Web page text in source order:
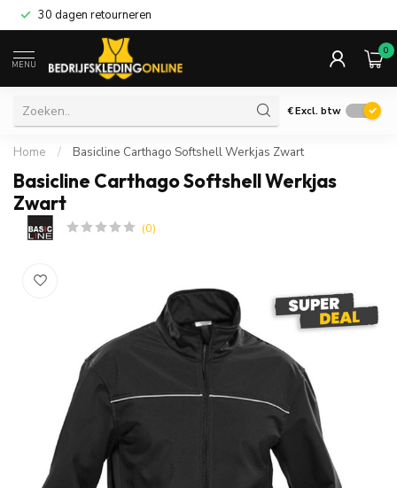
30 dagen retourneren
MENU
0
€Excl. btw
Home / Basicline Carthago Softshell Werkjas Zwart
Basicline Carthago Softshell Werkjas
Zwart
(0)